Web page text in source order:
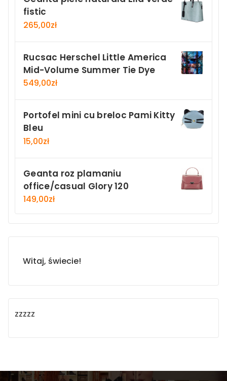
fistic
265,00zł
Rucsac Herschel Little America
Mid-Volume Summer Tie Dye
549,00zł
Portofel mini cu breloc Pami Kitty
Bleu
15,00zł
Geanta roz plamaniu
office/casual Glory 120
149,00zł
Witaj, świecie!
zzzzz